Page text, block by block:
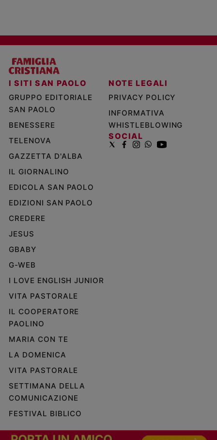
I SITI SAN PAOLO
GRUPPO EDITORIALE
SAN PAOLO
BENESSERE
TELENOVA
GAZZETTA D'ALBA
IL GIORNALINO
EDICOLA SAN PAOLO
EDIZIONI SAN PAOLO
CREDERE
JESUS
GBABY
G-WEB
I LOVE ENGLISH JUNIOR
VITA PASTORALE
IL COOPERATORE
PAOLINO
MARIA CON TE
LA DOMENICA
VITA PASTORALE
SETTIMANA DELLA
COMUNICAZIONE
FESTIVAL BIBLICO
NOTE LEGALI
PRIVACY POLICY
INFORMATIVA
WHISTLEBLOWING
SOCIAL